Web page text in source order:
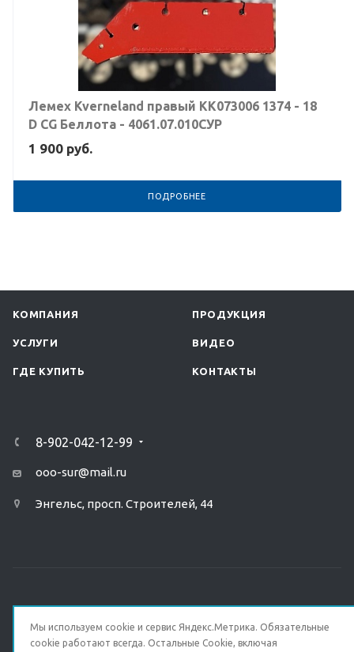
Лемех Kverneland правый KK073006 1374 - 18
D CG Беллота - 4061.07.010СУР
1 900 руб.
ПОДРОБНЕЕ
КОМПАНИЯ ПРОДУКЦИЯ
УСЛУГИ ВИДЕО
ГДЕ КУПИТЬ КОНТАКТЫ
8-902-042-12-99
ooo-sur@mail.ru
Энгельс, просп. Строителей, 44
© 2026 Все права защищены.
Мы используем cookie и сервис Яндекс.Метрика. Обязательные
cookie работают всегда. Остальные Сookie, включая